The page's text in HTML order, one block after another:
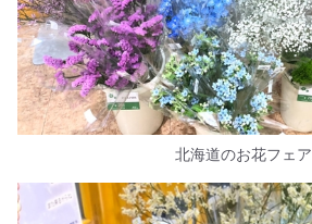
北海道のお花フェア